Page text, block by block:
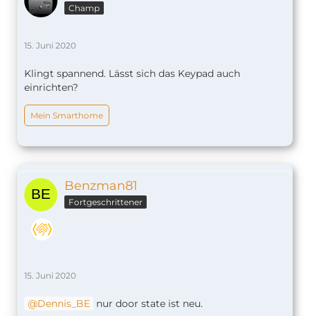
Champ
15. Juni 2020
Klingt spannend. Lässt sich das Keypad auch
einrichten?
Mein Smarthome
Benzman81
Fortgeschrittener
15. Juni 2020
Dennis_BE nur door state ist neu.